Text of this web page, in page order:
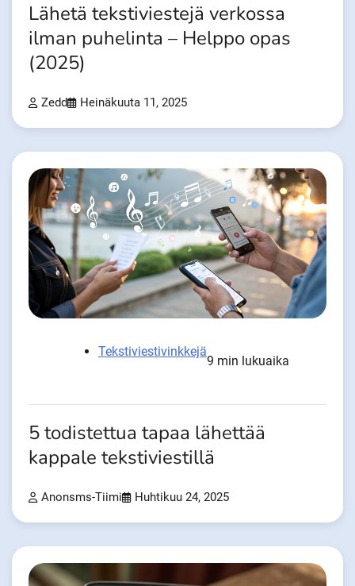
Lähetä tekstiviestejä verkossa
ilman puhelinta – Helppo opas
(2025)
Zedd Heinäkuuta 11, 2025
Tekstiviestivinkkejä
9 min lukuaika
5 todistettua tapaa lähettää
kappale tekstiviestillä
Anonsms-Tiimi Huhtikuu 24, 2025